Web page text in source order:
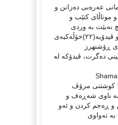
عەرەبی دەزانن و
موتاڵای کتێب و
نەبێت بە وردی
هەموان گوێیان لەو ڤیدۆیە(٢٢)خۆڵەکیەی
ڕۆشنهرز
دەگرت، ڤیدۆکە لە
کوشتنی مرۆڤ
ناوی شەڕەف و
و ڕەجم کردن و ئەو
بە تەواوی